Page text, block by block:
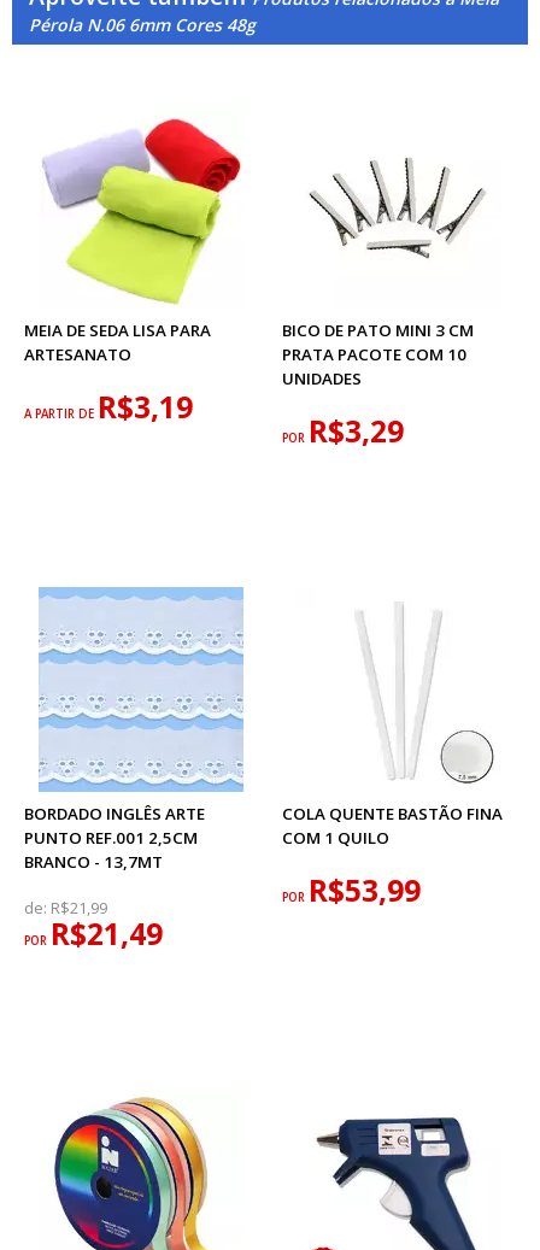
Pérola N.06 6mm Cores 48g
MEIA DE SEDA LISA PARA
ARTESANATO
A PARTIR DE R$3,19
BICO DE PATO MINI 3 CM
PRATA PACOTE COM 10
UNIDADES
POR R$3,29
BORDADO INGLÊS ARTE
PUNTO REF.001 2,5CM
BRANCO - 13,7MT
de: R$21,99
POR R$21,49
COLA QUENTE BASTÃO FINA
COM 1 QUILO
POR R$53,99